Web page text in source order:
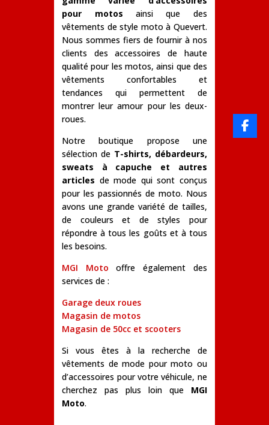
pour motos ainsi que des
vêtements de style moto à Quevert.
Nous sommes fiers de fournir à nos
clients des accessoires de haute
qualité pour les motos, ainsi que des
vêtements confortables et
tendances qui permettent de
montrer leur amour pour les deux-
roues.
Notre boutique propose une
sélection de T-shirts, débardeurs,
sweats à capuche et autres
articles de mode qui sont conçus
pour les passionnés de moto. Nous
avons une grande variété de tailles,
de couleurs et de styles pour
répondre à tous les goûts et à tous
les besoins.
MGI Moto offre également des
services de :
Garage deux roues
Magasin de motos
Magasin de 50cc et scooters
Si vous êtes à la recherche de
vêtements de mode pour moto ou
d’accessoires pour votre véhicule, ne
cherchez pas plus loin que MGI
Moto.